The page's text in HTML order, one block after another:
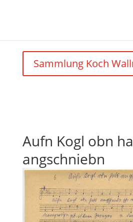
Sammlung Koch
Aufn Kogl obn
angschniebn